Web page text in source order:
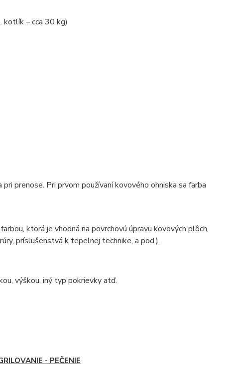
kotlík – cca 30 kg)
prenose. Pri prvom používaní kovového ohniska sa farba
ktorá je vhodná na povrchovú úpravu kovových plôch,
príslušenstvá k tepelnej technike, a pod.).
výškou, iný typ pokrievky atď.
- PEČENIE